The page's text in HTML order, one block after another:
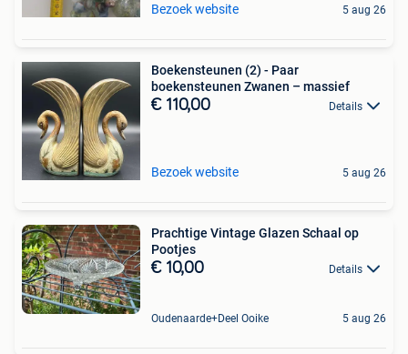
Bezoek website 5 aug 26
Boekensteunen (2) - Paar
boekensteunen Zwanen – massief
€ 110,00 Details
Bezoek website 5 aug 26
Prachtige Vintage Glazen Schaal op
Pootjes
€ 10,00 Details
Oudenaarde+Deel Ooike 5 aug 26